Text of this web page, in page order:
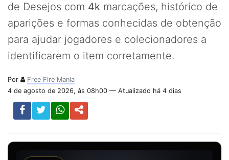
de Desejos com 4k marcações, histórico de
aparições e formas conhecidas de obtenção
para ajudar jogadores e colecionadores a
identificarem o item corretamente.
Por
Free Fire Mania
4 de agosto de 2026, às 08h00 — Atualizado há 4 dias